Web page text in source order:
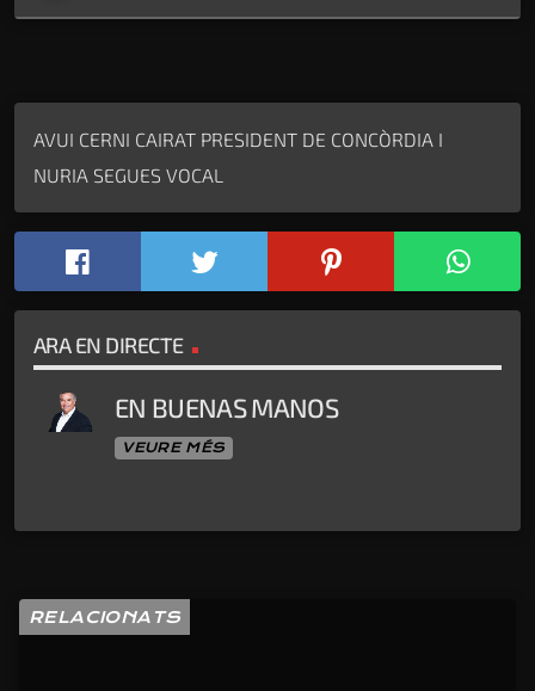
AVUI CERNI CAIRAT PRESIDENT DE CONCÒRDIA I
NURIA SEGUES VOCAL
ARA EN DIRECTE
EN BUENAS MANOS
VEURE MÉS
RELACIONATS